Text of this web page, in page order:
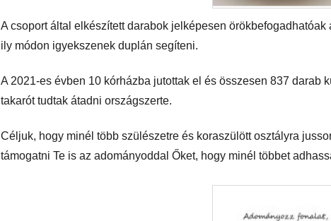
A csoport által elkészített darabok jelképesen
ily módon igyekszenek duplán segíteni.
A 2021-es évben 10 kórházba jutottak el és összesen 837 darab
takarót tudtak átadni országszerte.
Céljuk, hogy minél több szülészetre és koraszülött osztályra
támogatni Te is az adományoddal Őket, hogy minél többet